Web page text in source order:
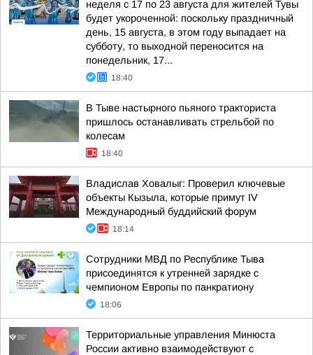
неделя с 17 по 23 августа для жителей Тувы
будет укороченной: поскольку праздничный
день, 15 августа, в этом году выпадает на
субботу, то выходной переносится на
понедельник, 17...
18:40
В Тыве настырного пьяного тракториста
пришлось останавливать стрельбой по
колесам
18:40
Владислав Ховалыг: Проверил ключевые
объекты Кызыла, которые примут IV
Международный буддийский форум
18:14
Сотрудники МВД по Республике Тыва
присоединятся к утренней зарядке с
чемпионом Европы по панкратиону
18:06
Территориальные управления Минюста
России активно взаимодействуют с